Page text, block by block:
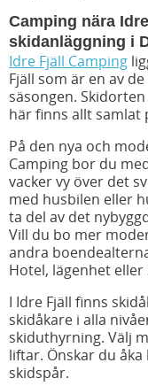
Camping nära
skidanläggning i
Idre Fjäll Camping
Fjäll som är en av
säsongen.
här finns allt samlat
På den nya och
Camping bor du
vacker vy över det
med husbilen eller
ta del av det
Vill du bo mer
andra
Hotel, lägenhet
I Idre Fjäll finns
skidåkare i alla
skiduthyrning. Välj
liftar. Önskar du
skidspår.